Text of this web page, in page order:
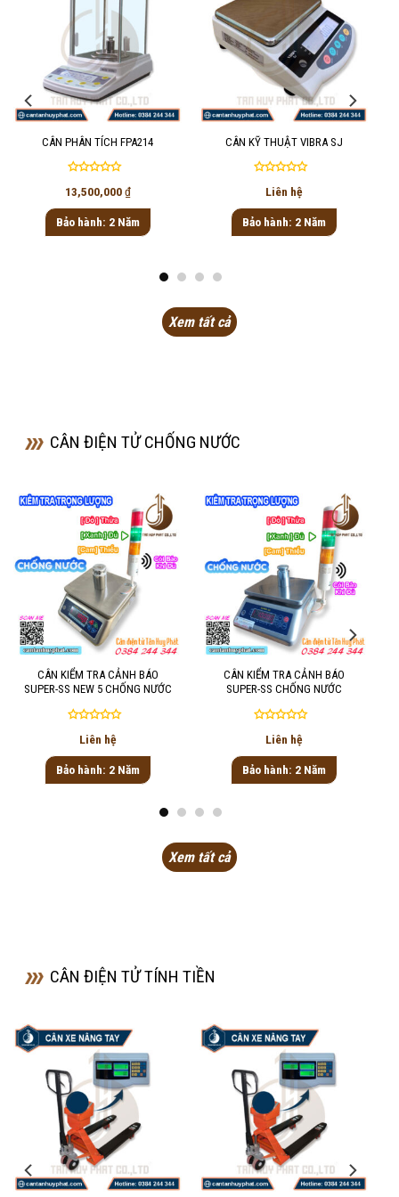
CÂN PHÂN TÍCH FPA214
Được
xếp
hạng
0
13,500,000₫
Bảo hành: 2 Năm
CÂN KỸ THUẬT VIBRA SJ
Được
hạng
0
Liên hệ
Bảo hành: 2 Năm
Xem tất cả
CÂN ĐIỆN TỬ CHỐNG NƯỚC
CÂN KIỂM TRA CẢNH BÁO
SUPER-SS NEW 5 CHỐNG NƯỚC
Được
hạng
0
Liên hệ
Bảo hành: 2 Năm
CÂN KIỂM TRA CẢNH BÁO
SUPER-SS CHỐNG NƯỚC
Được
hạng
0
Liên hệ
Bảo hành: 2 Năm
Xem tất cả
CÂN ĐIỆN TỬ TÍNH TIỀN